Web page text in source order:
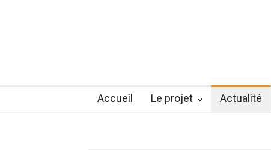
Accueil Le projet Actualité